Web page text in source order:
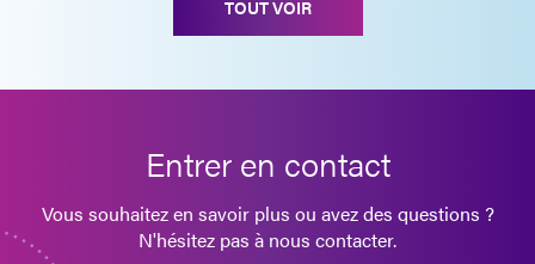
TOUT VOIR
Entrer en contact
Vous souhaitez en savoir plus ou avez des questions ?
N'hésitez pas à nous contacter.